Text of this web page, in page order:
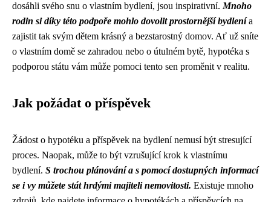
dosáhli svého snu o vlastním bydlení, jsou inspirativní. Mnoho
rodin si díky této podpoře mohlo dovolit prostornější bydlenía
zajistit tak svým dětem krásný a bezstarostný domov. Ať už sníte
o vlastním domě se zahradou nebo o útulném bytě, hypotéka s
podporou státu vám může pomoci tento sen proměnit v realitu.
Jak požádat o příspěvek
Žádost o hypotéku a příspěvek na bydlení nemusí být stresující
proces. Naopak, může to být vzrušující krok k vlastnímu
bydlení. S trochou plánování a s pomocí dostupných informací
se i vy můžete stát hrdými majiteli nemovitosti. Existuje mnoho